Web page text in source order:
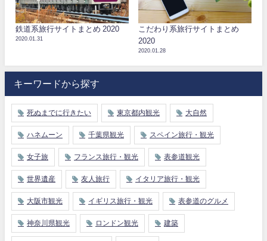
鉄道系旅行サイトまとめ 2020
2020.01.31
こだわり系旅行サイトまとめ
2020
2020.01.28
キーワードから探す
死ぬまでに行きたい 東京都内観光 大自然
ハネムーン 千葉県観光 スペイン旅行・観光
女子旅 フランス旅行・観光 表参道観光
世界遺産 友人旅行 イタリア旅行・観光
大阪市観光 イギリス旅行・観光 表参道のグルメ
神奈川県観光 ロンドン観光 建築